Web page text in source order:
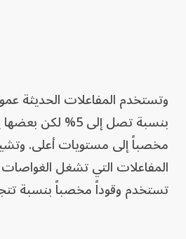
وتستخدم المفاعلات الحديثة
بنسبة تصل إلى 5%
مخصباً إلى مستويات أعلى. وتشير
المفاعلات التي تشغل الغواصات
تستخدم وقوداً مخصباً بنسبة تتجاوز